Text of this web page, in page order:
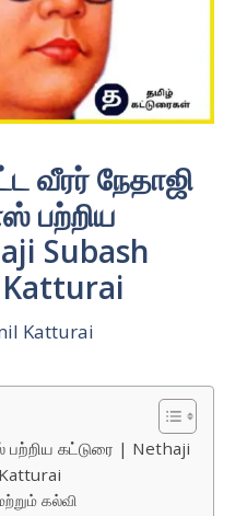
வீரர் நேதாஜி
பற்றிய
Subash
Katturai
பற்றிய கட்டுரை | Nethaji
கல்வி